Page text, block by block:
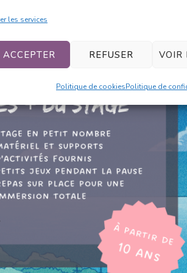
les services
ACCEPTER REFUSER VOIR
Politique de cookiesPolitique de